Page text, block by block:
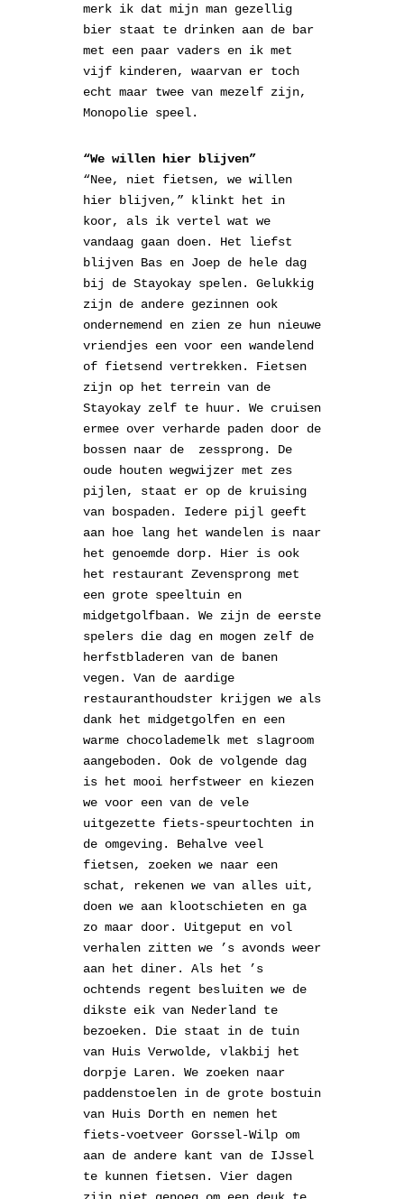
merk ik dat mijn man gezellig
bier staat te drinken aan de bar
met een paar vaders en ik met
vijf kinderen, waarvan er toch
echt maar twee van mezelf zijn,
Monopolie speel.
“We willen hier blijven”
“Nee, niet fietsen, we willen
hier blijven,” klinkt het in
koor, als ik vertel wat we
vandaag gaan doen. Het liefst
blijven Bas en Joep de hele dag
bij de Stayokay spelen. Gelukkig
zijn de andere gezinnen ook
ondernemend en zien ze hun nieuwe
vriendjes een voor een wandelend
of fietsend vertrekken. Fietsen
zijn op het terrein van de
Stayokay zelf te huur. We cruisen
ermee over verharde paden door de
bossen naar de zessprong. De
oude houten wegwijzer met zes
pijlen, staat er op de kruising
van bospaden. Iedere pijl geeft
aan hoe lang het wandelen is naar
het genoemde dorp. Hier is ook
het restaurant Zevensprong met
een grote speeltuin en
midgetgolfbaan. We zijn de eerste
spelers die dag en mogen zelf de
herfstbladeren van de banen
vegen. Van de aardige
restauranthoudster krijgen we als
dank het midgetgolfen en een
warme chocolademelk met slagroom
aangeboden. Ook de volgende dag
is het mooi herfstweer en kiezen
we voor een van de vele
uitgezette fiets-speurtochten in
de omgeving. Behalve veel
fietsen, zoeken we naar een
schat, rekenen we van alles uit,
doen we aan klootschieten en ga
zo maar door. Uitgeput en vol
verhalen zitten we ’s avonds weer
aan het diner. Als het ’s
ochtends regent besluiten we de
dikste eik van Nederland te
bezoeken. Die staat in de tuin
van Huis Verwolde, vlakbij het
dorpje Laren. We zoeken naar
paddenstoelen in de grote bostuin
van Huis Dorth en nemen het
fiets-voetveer Gorssel-Wilp om
aan de andere kant van de IJssel
te kunnen fietsen. Vier dagen